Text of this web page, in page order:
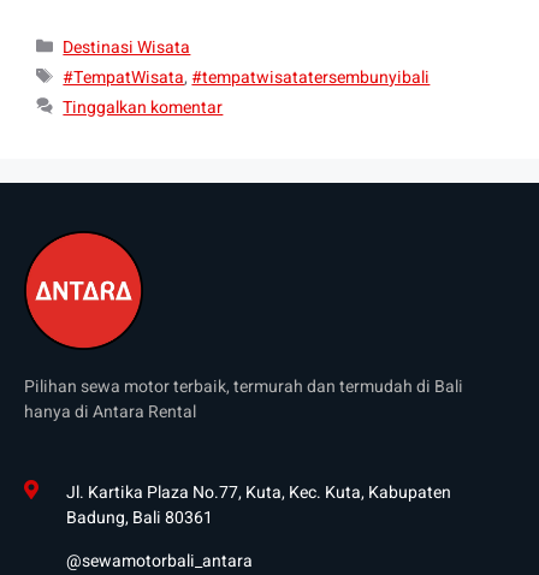
Destinasi Wisata
#TempatWisata,#tempatwisatatersembunyibali
Tinggalkan komentar
Pilihan sewa motor terbaik, termurah dan termudah di Bali
hanya di Antara Rental
Jl. Kartika Plaza No.77, Kuta, Kec. Kuta, Kabupaten
Badung, Bali 80361
@sewamotorbali_antara